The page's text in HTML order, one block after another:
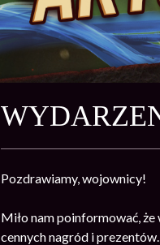
Pozdrawiamy, wojownicy!
Miło nam poinformować,
cennych nagród i prezentów.